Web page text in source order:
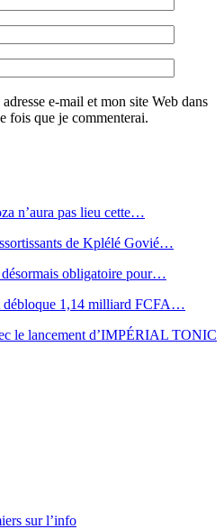
e-mail et mon site Web dans
fois que je commenterai.
n’aura pas lieu cette…
de Kplélé Govié…
obligatoire pour…
débloque 1,14 milliard FCFA…
le lancement d’IMPÉRIAL TONIC
sur l’info